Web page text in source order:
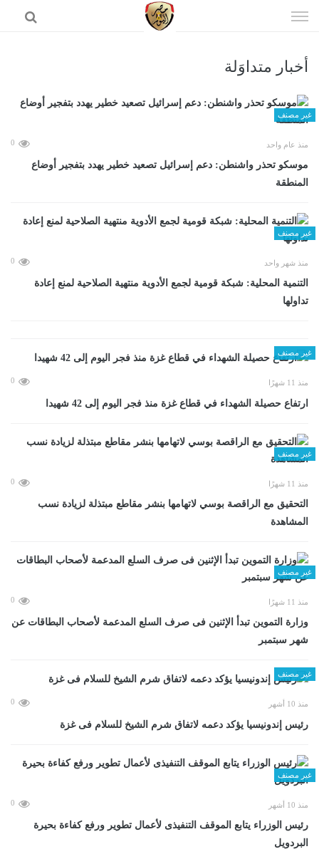
الى
أخبار متداوَلة
غير مصنف
منذ عام واحد 0
موسكو تحذر واشنطن: دعم إسرائيل تصعيد خطير يهدد بتفجير أوضاع
المنطقة
غير مصنف
منذ شهر واحد 0
التنمية المحلية: شبكة قومية لجمع الأدوية منتهية الصلاحية لمنع إعادة
تداولها
غير مصنف
منذ 11 شهرًا 0
ارتفاع حصيلة الشهداء في قطاع غزة منذ فجر اليوم إلى 42 شهيدا
غير مصنف
منذ 11 شهرًا 0
التحقيق مع الراقصة بوسي لاتهامها بنشر مقاطع مبتذلة لزيادة نسب
المشاهدة
غير مصنف
منذ 11 شهرًا 0
وزارة التموين تبدأ الإثنين فى صرف السلع المدعمة لأصحاب البطاقات عن
شهر سبتمبر
غير مصنف
منذ 10 أشهر 0
رئيس إندونيسيا يؤكد دعمه لاتفاق شرم الشيخ للسلام فى غزة
غير مصنف
منذ 10 أشهر 0
رئيس الوزراء يتابع الموقف التنفيذى لأعمال تطوير ورفع كفاءة بحيرة
البردويل